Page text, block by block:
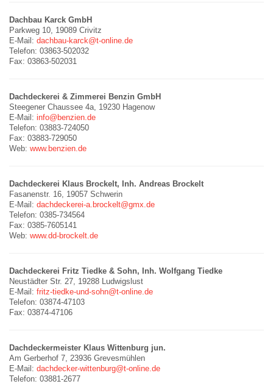
Dachbau Karck GmbH
Parkweg 10, 19089 Crivitz
E-Mail: dachbau-karck@t-online.de
Telefon: 03863-502032
Fax: 03863-502031
Dachdeckerei & Zimmerei Benzin GmbH
Steegener Chaussee 4a, 19230 Hagenow
E-Mail: info@benzien.de
Telefon: 03883-724050
Fax: 03883-729050
Web: www.benzien.de
Dachdeckerei Klaus Brockelt, Inh. Andreas Brockelt
Fasanenstr. 16, 19057 Schwerin
E-Mail: dachdeckerei-a.brockelt@gmx.de
Telefon: 0385-734564
Fax: 0385-7605141
Web: www.dd-brockelt.de
Dachdeckerei Fritz Tiedke & Sohn, Inh. Wolfgang Tiedke
Neustädter Str. 27, 19288 Ludwigslust
E-Mail: fritz-tiedke-und-sohn@t-online.de
Telefon: 03874-47103
Fax: 03874-47106
Dachdeckermeister Klaus Wittenburg jun.
Am Gerberhof 7, 23936 Grevesmühlen
E-Mail: dachdecker-wittenburg@t-online.de
Telefon: 03881-2677